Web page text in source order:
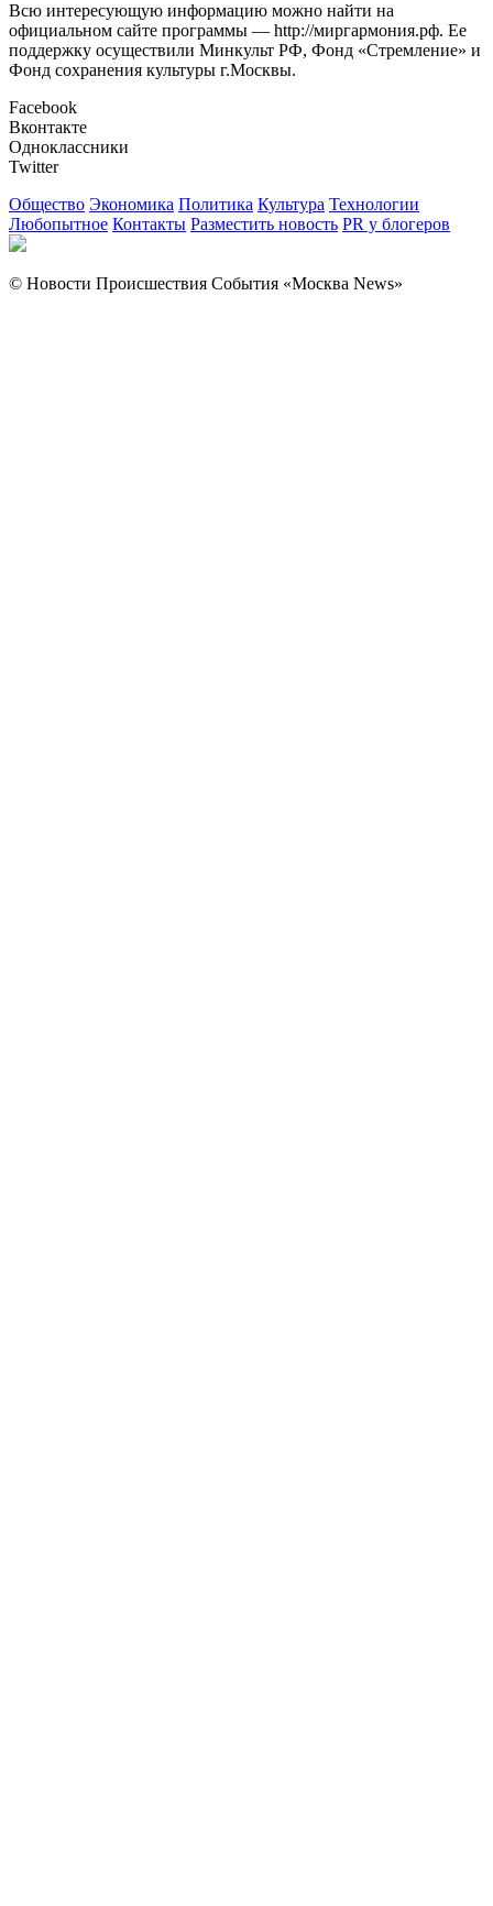
Всю интересующую информацию можно найти на
официальном сайте программы — http://миргармония.рф. Ее
поддержку осуществили Минкульт РФ, Фонд «Стремление» и
Фонд сохранения культуры г.Москвы.
Facebook
Вконтакте
Одноклассники
Twitter
Общество Экономика Политика Культура Технологии
Любопытное Контакты Разместить новость PR у блогеров
© Новости Происшествия События «Москва News»